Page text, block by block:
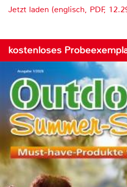
Jetzt laden (englisch, PDF,
kostenloses